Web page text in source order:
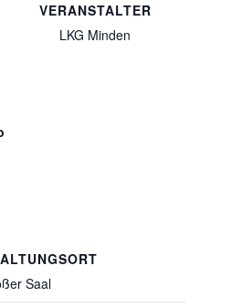
VERANSTALTER
LKG Minden
Saal